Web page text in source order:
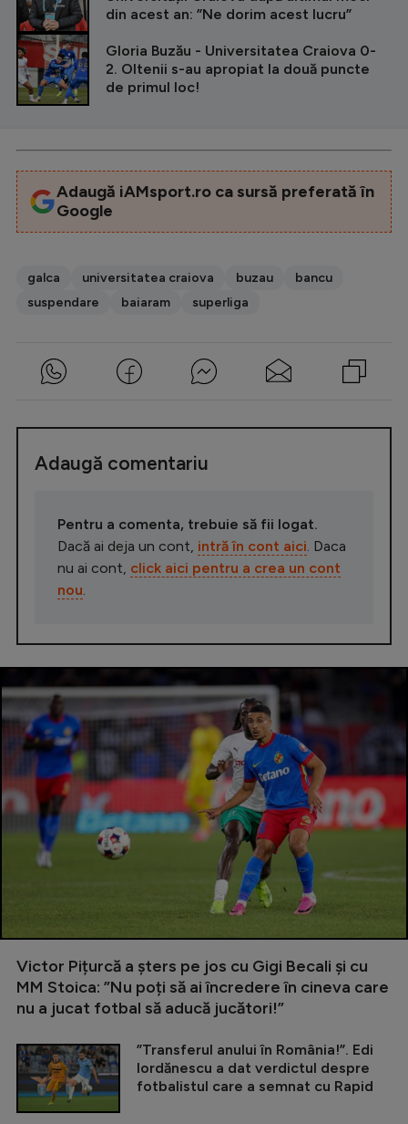
din acest an: ”Ne dorim acest lucru”
Gloria Buzău - Universitatea Craiova 0-
2. Oltenii s-au apropiat la două puncte
de primul loc!
Adaugă iAMsport.ro ca sursă preferată în
Google
galca universitatea craiova buzau
bancu
suspendare
baiaram superliga
Adaugă comentariu
Pentru a comenta, trebuie să fii logat.
Dacă ai deja un cont, intră în cont aici. Daca
nu ai cont, click aici pentru a crea un cont
nou.
Victor Pițurcă a șters pe jos cu Gigi Becali și cu
MM Stoica: ”Nu poți să ai încredere în cineva care
nu a jucat fotbal să aducă jucători!”
”Transferul anului în România!”. Edi
Iordănescu a dat verdictul despre
fotbalistul care a semnat cu Rapid